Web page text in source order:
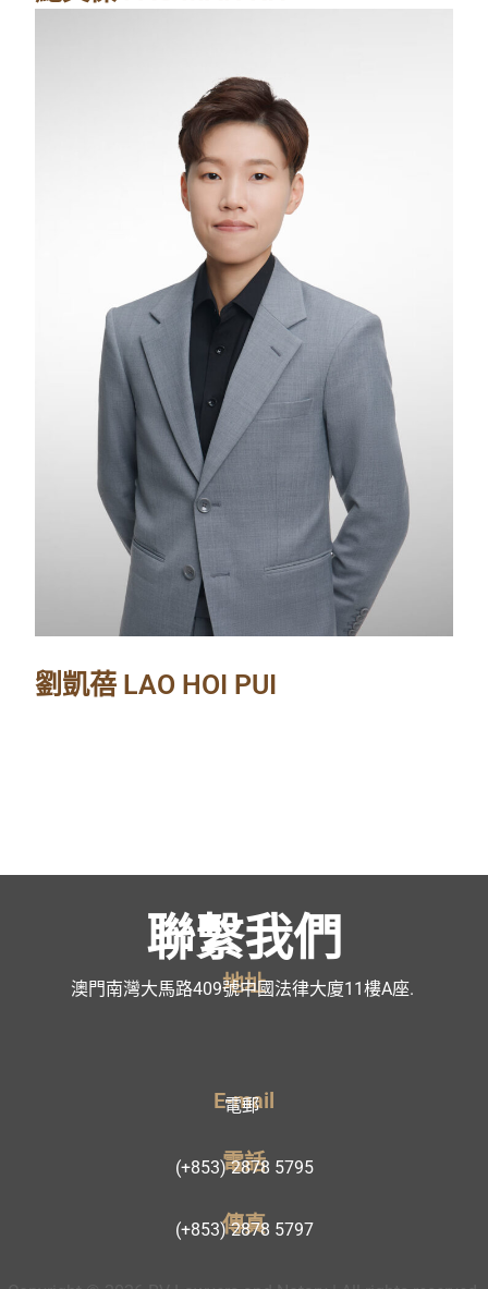
劉凱蓓 LAO HOI PUI
聯繫我們
地址
澳門南灣大馬路409號中國法律大廈11樓A座.
E-mail
電郵
電話
(+853) 2878 5795
傳真
(+853) 2878 5797